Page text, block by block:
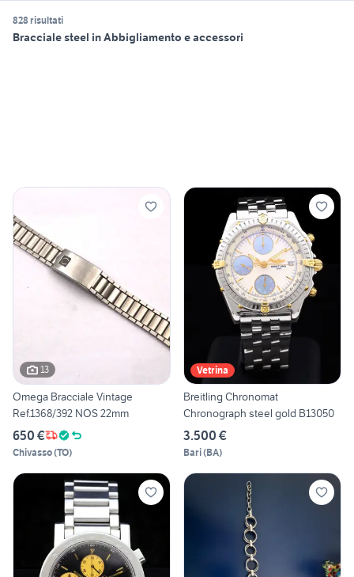
828 risultati
Bracciale steel in Abbigliamento e accessori
13
Omega Bracciale Vintage
Ref.1368/392 NOS 22mm
650 €
Chivasso(TO)
Vetrina
Breitling Chronomat
Chronograph steel gold B13050
3.500 €
Bari(BA)